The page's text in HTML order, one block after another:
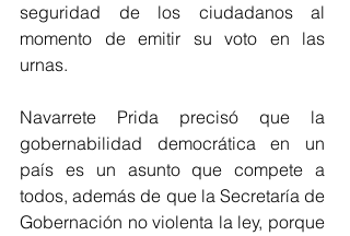
seguridad de los ciudadanos al
momento de emitir su voto en las
urnas.
Navarrete Prida precisó que la
gobernabilidad democrática en un
país es un asunto que compete a
todos, además de que la Secretaría de
Gobernación no violenta la ley, porque